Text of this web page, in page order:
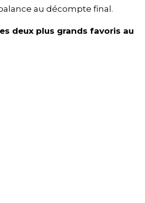
au décompte final.
deux plus grands favoris au